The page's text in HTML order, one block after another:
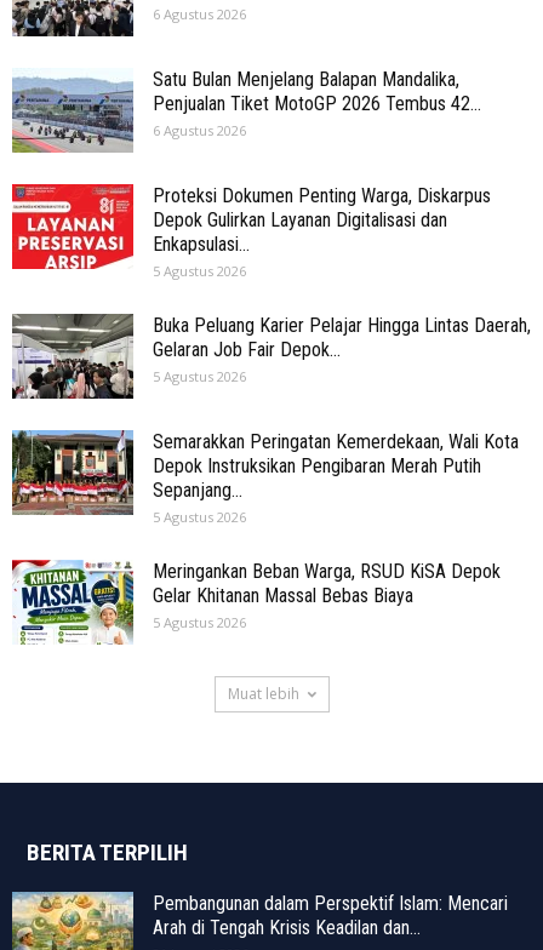
6 Agustus 2026
Satu Bulan Menjelang Balapan Mandalika,
Penjualan Tiket MotoGP 2026 Tembus 42...
6 Agustus 2026
Proteksi Dokumen Penting Warga, Diskarpus
Depok Gulirkan Layanan Digitalisasi dan
Enkapsulasi...
5 Agustus 2026
Buka Peluang Karier Pelajar Hingga Lintas Daerah,
Gelaran Job Fair Depok...
5 Agustus 2026
Semarakkan Peringatan Kemerdekaan, Wali Kota
Depok Instruksikan Pengibaran Merah Putih
Sepanjang...
5 Agustus 2026
Meringankan Beban Warga, RSUD KiSA Depok
Gelar Khitanan Massal Bebas Biaya
5 Agustus 2026
Muat lebih
BERITA TERPILIH
Pembangunan dalam Perspektif Islam: Mencari
Arah di Tengah Krisis Keadilan dan...